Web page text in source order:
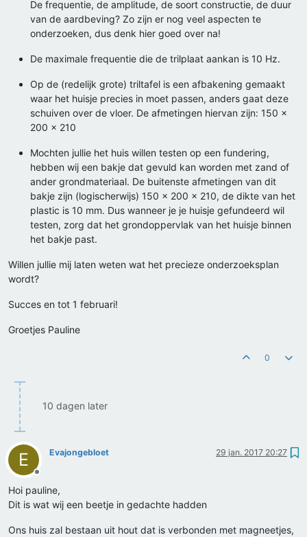
De frequentie, de amplitude, de soort constructie, de duur
van de aardbeving? Zo zijn er nog veel aspecten te
onderzoeken, dus denk hier goed over na!
De maximale frequentie die de trilplaat aankan is 10 Hz.
Op de (redelijk grote) triltafel is een afbakening gemaakt
waar het huisje precies in moet passen, anders gaat deze
schuiven over de vloer. De afmetingen hiervan zijn: 150 x
200 x 210
Mochten jullie het huis willen testen op een fundering,
hebben wij een bakje dat gevuld kan worden met zand of
ander grondmateriaal. De buitenste afmetingen van dit
bakje zijn (logischerwijs) 150 x 200 x 210, de dikte van het
plastic is 10 mm. Dus wanneer je je huisje gefundeerd wil
testen, zorg dat het grondoppervlak van het huisje binnen
het bakje past.
Willen jullie mij laten weten wat het precieze onderzoeksplan
wordt?
Succes en tot 1 februari!
Groetjes Pauline
0
10 dagen later
E
Offline
Evajongebloet 29 jan. 2017 20:27
Hoi pauline,
Dit is wat wij een beetje in gedachte hadden
Ons huis zal bestaan uit hout dat is verbonden met magneetjes,